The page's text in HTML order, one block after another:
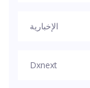
الإخبارية
Dxnext